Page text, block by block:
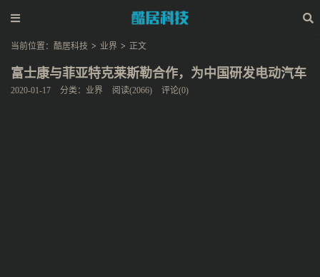
当前位置： 酷居科技 > 业界 > 正文
富士康与菲亚特克莱斯勒合作，为中国研发电动汽车
2020-01-17 分类： 业界 阅读(2066) 评论(0)